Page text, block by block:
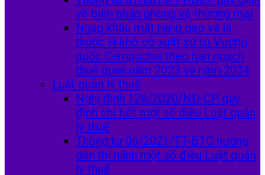
về biện pháp phòng vệ thương mại
Nhập khẩu mặt hàng gạo và lá
thuốc lá khô có xuất xứ từ Vương
quốc Campuchia theo hạn ngạch
thuế quan năm 2023 và năm 2024
Luật quản lý thuế
Nghị định 126/2020/NĐ-CP quy
định chi tiết một số điều Luật quản
lý thuế
Thông tư 06/2021/TT-BTC hướng
dẫn thi hành một số điều Luật quản
lý thuế